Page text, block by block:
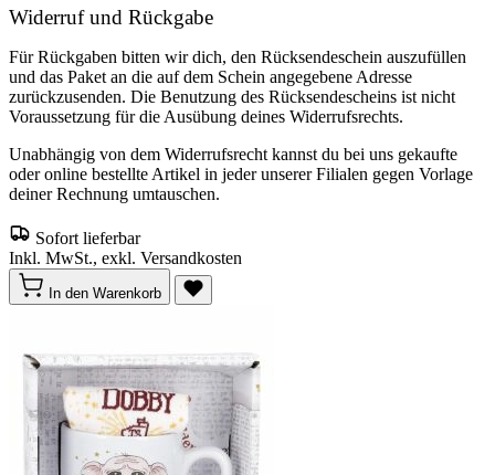
Widerruf und Rückgabe
Für Rückgaben bitten wir dich, den Rücksendeschein auszufüllen
und das Paket an die auf dem Schein angegebene Adresse
zurückzusenden. Die Benutzung des Rücksendescheins ist nicht
Voraussetzung für die Ausübung deines Widerrufsrechts.
Unabhängig von dem Widerrufsrecht kannst du bei uns gekaufte
oder online bestellte Artikel in jeder unserer Filialen gegen Vorlage
deiner Rechnung umtauschen.
Sofort lieferbar
Inkl. MwSt., exkl. Versandkosten
In den Warenkorb